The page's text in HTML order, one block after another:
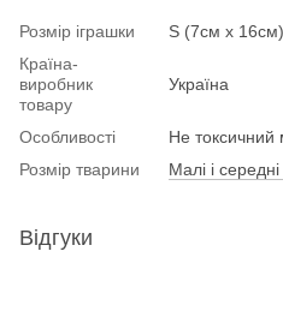
Розмір іграшки
S (7см x 16см)
Країна-
виробник
товару
Україна
Особливості
Не токсичний
Розмір тварини
Малі і
Відгуки